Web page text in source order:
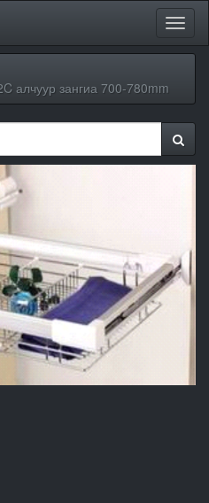
алчуур зангиа 700-780mm